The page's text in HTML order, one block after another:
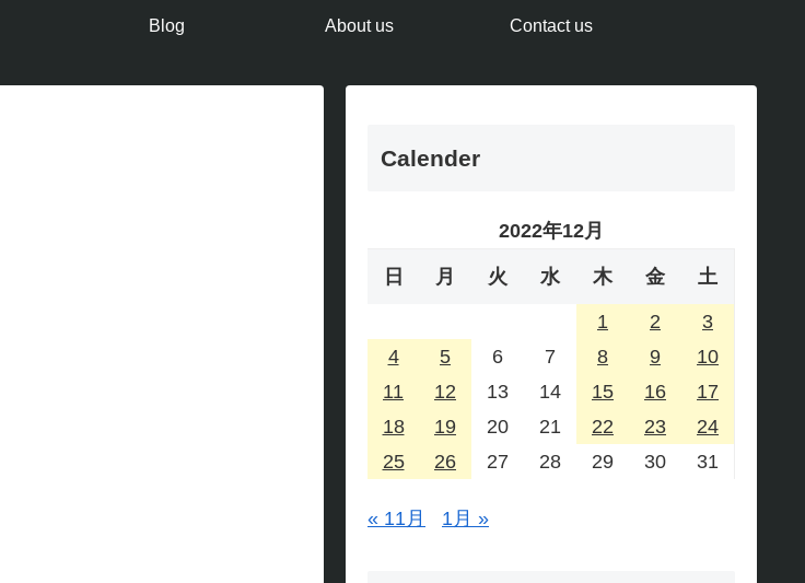
Blog About us Contact us
Calender
2022年12月
日 月 火 水 木 金 土
1 2
3
4
5 6 7 8 9
10
11
12 13 14 15 16
17
18
19 20 21 22 23
24
25
26 27 28 29 30 31
« 11月 1月 »